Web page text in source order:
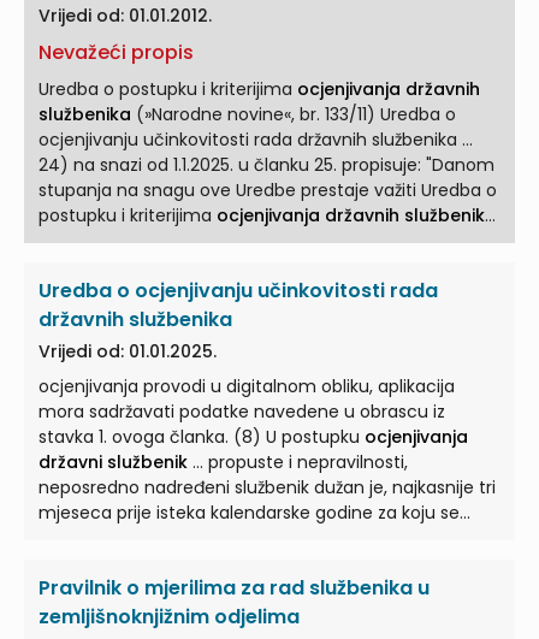
Vrijedi od: 01.01.2012.
Nevažeći propis
Uredba o postupku i kriterijima ocjenjivanja državnih
službenika (»Narodne novine«, br. 133/11) Uredba o
ocjenjivanju učinkovitosti rada državnih službenika ...
24) na snazi od 1.1.2025. u članku 25. propisuje: "Danom
stupanja na snagu ove Uredbe prestaje važiti Uredba o
postupku i kriterijima ocjenjivanja državnih službenika
... 27/2008 i 49/2011), Vlada Republike Hrvatske je na
UREDBU O POSTUPKU I KRITERIJIMAOCJENJIVANJA
DRŽAVNIH SLUŽBENIKA... Ovom Uredbom utvrđuju se
postupak i kriterijiocjenjivanja državnih službenika
sadržaj obrasca o ocjenjivanju. Rodna neutralnost
izraza Članak 2. ... proglašen odgovornim za povredu
radne dužnosti. (4) Na postupak ocjenjivanja
namještenika odgovarajuće se primjenjuju odredbe
ove Uredbe oocjenjivanju državnih službenika
Uredba o ocjenjivanju učinkovitosti rada
državnih službenika
Vrijedi od: 01.01.2025.
ocjenjivanja provodi u digitalnom obliku, aplikacija
mora sadržavati podatke navedene u obrascu iz
stavka 1. ovoga članka. (8) U postupku ocjenjivanja
državni službenik ... propuste i nepravilnosti,
neposredno nadređeni službenik dužan je, najkasnije tri
mjeseca prije isteka kalendarske godine za koju se
tijela koje ga je imenovalo na dužnost odnosno osoba
koju on za to ovlasti. (6) Naocjenjivanje državnog
Pravilnik o mjerilima za rad službenika u
zemljišnoknjižnim odjelima